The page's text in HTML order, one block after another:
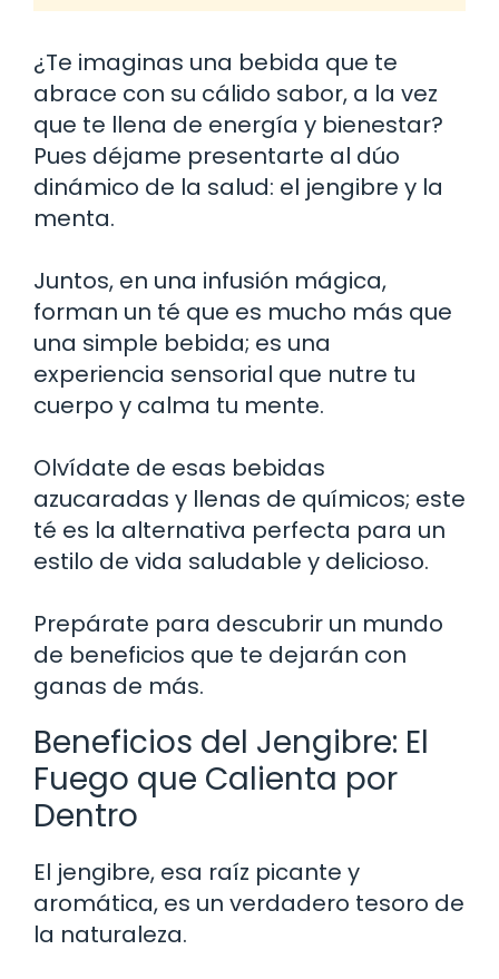
¿Te imaginas una bebida que te
abrace con su cálido sabor, a la vez
que te llena de energía y bienestar?
Pues déjame presentarte al dúo
dinámico de la salud: el jengibre y la
menta.
Juntos, en una infusión mágica,
forman un té que es mucho más que
una simple bebida; es una
experiencia sensorial que nutre tu
cuerpo y calma tu mente.
Olvídate de esas bebidas
azucaradas y llenas de químicos; este
té es la alternativa perfecta para un
estilo de vida saludable y delicioso.
Prepárate para descubrir un mundo
de beneficios que te dejarán con
ganas de más.
Beneficios del Jengibre: El
Fuego que Calienta por
Dentro
El jengibre, esa raíz picante y
aromática, es un verdadero tesoro de
la naturaleza.